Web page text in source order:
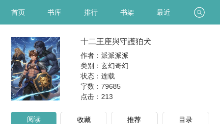
首页 书库 排行 书架 最近
十二王座與守護狛犬
作者：派派派派
类别：玄幻奇幻
状态：连载
字数：79685
点击： 213
阅读 收藏 推荐 目录